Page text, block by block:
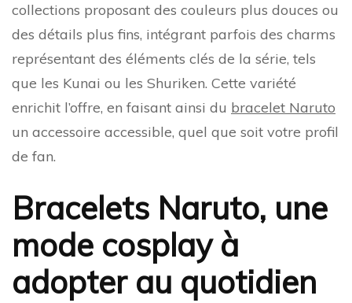
collections proposant des couleurs plus douces ou
des détails plus fins, intégrant parfois des charms
représentant des éléments clés de la série, tels
que les Kunai ou les Shuriken. Cette variété
enrichit l’offre, en faisant ainsi du bracelet Naruto
un accessoire accessible, quel que soit votre profil
de fan.
Bracelets Naruto, une
mode cosplay à
adopter au quotidien